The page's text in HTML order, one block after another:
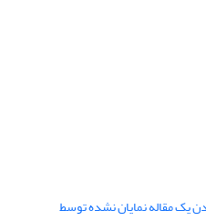
یک مقاله نمایان نشده توسط